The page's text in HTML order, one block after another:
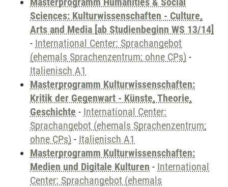
Sciences: Kulturwissenschaften - Culture,
Arts and Media [ab Studienbeginn WS 13/14]
- International Center: Sprachangebot
(ehemals Sprachenzentrum; ohne CPs) -
Italienisch A1
Masterprogramm Kulturwissenschaften:
Kritik der Gegenwart - Künste, Theorie,
Geschichte - International Center:
Sprachangebot (ehemals Sprachenzentrum;
ohne CPs) - Italienisch A1
Masterprogramm Kulturwissenschaften:
Medien und Digitale Kulturen - International
Center: Sprachangebot (ehemals